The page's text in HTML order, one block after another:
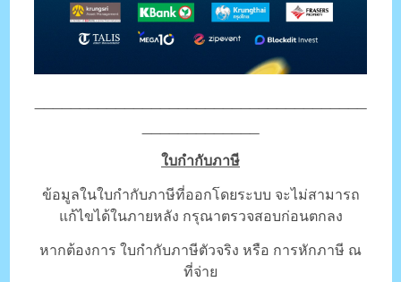
ใบกำกับภาษี
ข้อมูลในใบกำกับภาษีที่ออกโดยระบบ จะไม่สามารถ
แก้ไขได้ในภายหลัง กรุณาตรวจสอบก่อนตกลง
หากต้องการ ใบกำกับภาษีตัวจริง หรือ การหักภาษี ณ
ที่จ่าย